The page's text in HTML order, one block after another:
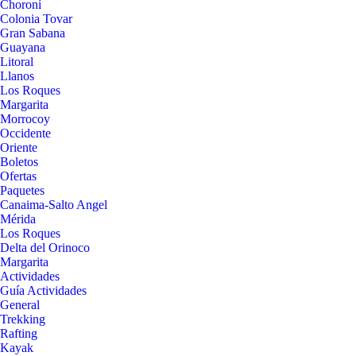
Choroní
Colonia Tovar
Gran Sabana
Guayana
Litoral
Llanos
Los Roques
Margarita
Morrocoy
Occidente
Oriente
Boletos
Ofertas
Paquetes
Canaima-Salto Angel
Mérida
Los Roques
Delta del Orinoco
Margarita
Actividades
Guía Actividades
General
Trekking
Rafting
Kayak